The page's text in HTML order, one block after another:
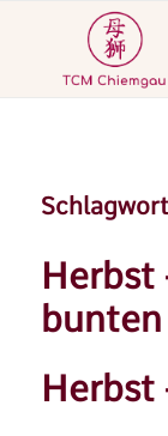
Herbst
Herbst